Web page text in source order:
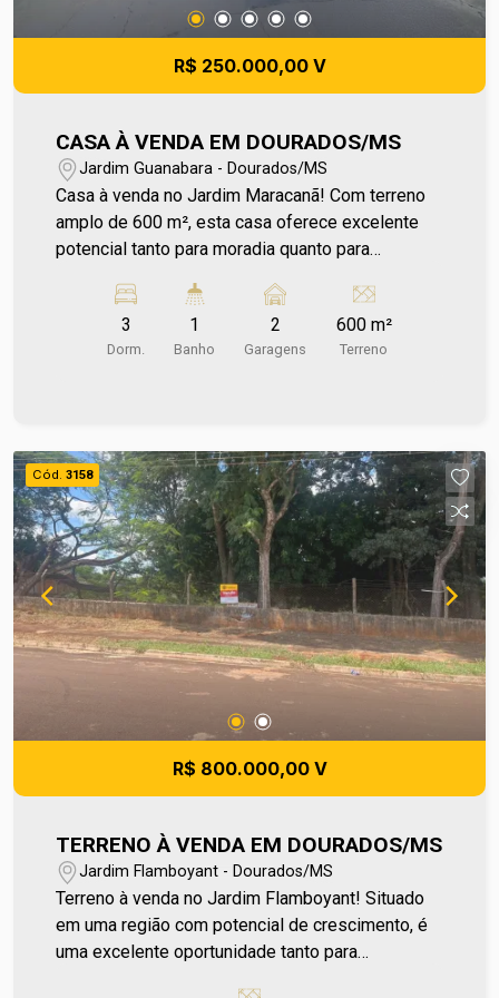
e agende sua visita no número (67) 2108-2121
ou fale diretamente com nosso Plantão de
Vendas pelo número 67 99255-6175. Corretor
R$ 250.000,00 V
CASA À VENDA EM DOURADOS/MS
Jardim Guanabara - Dourados/MS
Casa à venda no Jardim Maracanã! Com terreno
amplo de 600 m², esta casa oferece excelente
potencial tanto para moradia quanto para
farmácia, proporciona praticidade no dia a dia em
uma região tranquila e bem atendida. A
construção está posicionada nos fundos do
aproveitamento comercial, conforme sua
necessidade. Conta ainda com portão fechado,
garantindo mais segurança e privacidade. Uma
oportunidade versátil para quem busca espaço,
localização e possibilidades de valorização. Para
mais informações entre em contato e agende sua
visita no número (67) 2108-2121 ou fale
diretamente com nosso Plantão de Vendas pelo
número 67 99255-6175.
3
Dorm.
1
Banho
2
Garagens
600 m²
Terreno
Cód. 3158
R$ 800.000,00 V
TERRENO À VENDA EM DOURADOS/MS
Jardim Flamboyant - Dourados/MS
Terreno à venda no Jardim Flamboyant! Situado
em uma região com potencial de crescimento, é
uma excelente oportunidade tanto para